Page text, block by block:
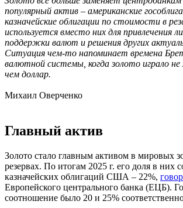
популярный актив – американские
казначейские облигации по стоимости в
используется вместо них для привлечения
поддержки валют и решения других
Ситуация чем-то напоминает времена
валютной системы, когда золото играло не
чем доллар.
Михаил Оверченко
Главный актив
Золото стало главным активом в мировых
резервах. По итогам 2025 г. его доля в них
казначейских облигаций США – 22%,
Европейского центрального банка (ЕЦБ).
соотношение было 20 и 25%